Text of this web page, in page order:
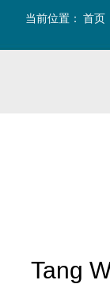
当前位置： 首页
Tang